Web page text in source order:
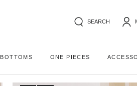
SEARCH
BOTTOMS ONE PIECES